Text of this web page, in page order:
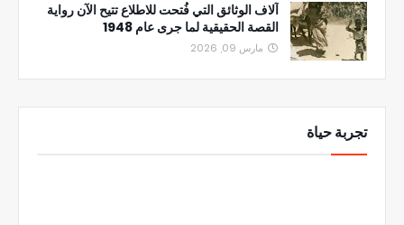
آلاف الوثائق التي فُتحت للاطلاع تتيح الآن رواية
القصة الحقيقية لما جرى عام 1948
مارس 09, 2026
تجربة حياة